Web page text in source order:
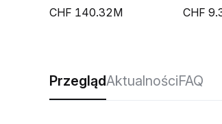
140.32M
PrzeglądAktualnościFAQ